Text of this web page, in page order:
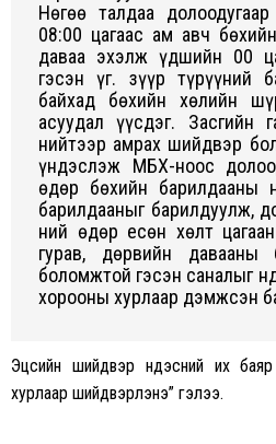
Нөгөө талдаа
08:00 цагаас ам авч
даваа эхэлж үдшийн 00
гэсэн үг. Үзүүр түрүүний
байхад бөхийн хөлийн
асуудал үүсдэг. Засгийн
нийтээр амрах шийдвэр
үндэслэж МҮБХ-ноос
өдөр бөхийн барилдааны
барилдааныг барилдуулж,
ний өдөр есөн хөлт
гурав, дөрвийн давааны
боломжтой гэсэн саналыг
хорооны хурлаар дэмжсэн
Эцсийн шийдвэр Үндэсний их
хурлаар шийдвэрлэнэ” гэлээ.